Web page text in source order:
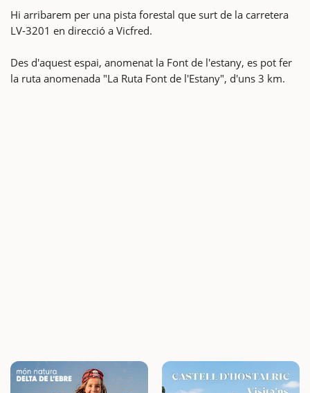
Hi arribarem per una pista forestal que surt de la carretera
LV-3201 en direcció a Vicfred.
Des d'aquest espai, anomenat la Font de l'estany, es pot fer
la ruta anomenada "La Ruta Font de l'Estany", d'uns 3 km.